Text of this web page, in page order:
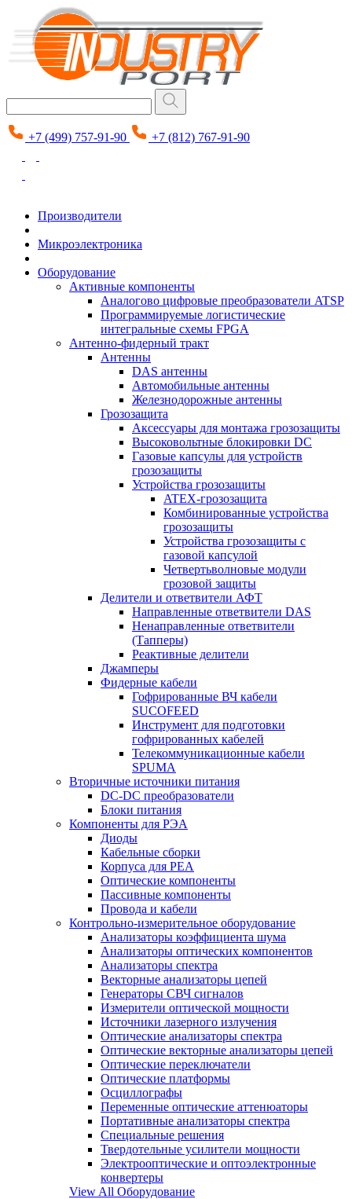
+7 (499) 757-91-90 +7 (812) 767-91-90
Производители
Микроэлектроника
Оборудование
Активные компоненты
Аналогово цифровые преобразователи ATSP
Программируемые логистические
интегральные схемы FPGA
Антенно-фидерный тракт
Антенны
DAS антенны
Автомобильные антенны
Железнодорожные антенны
Грозозащита
Аксессуары для монтажа грозозащиты
Высоковольтные блокировки DC
Газовые капсулы для устройств
грозозащиты
Устройства грозозащиты
ATEX-грозозащита
Комбинированные устройства
грозозащиты
Устройства грозозащиты с
газовой капсулой
Четвертьволновые модули
грозовой защиты
Делители и ответвители АФТ
Направленные ответвители DAS
Ненаправленные ответвители
(Тапперы)
Реактивные делители
Джамперы
Фидерные кабели
Гофрированные ВЧ кабели
SUCOFEED
Инструмент для подготовки
гофрированных кабелей
Телекоммуникационные кабели
SPUMA
Вторичные источники питания
DC-DC преобразователи
Блоки питания
Компоненты для РЭА
Диоды
Кабельные сборки
Корпуса для РЕА
Оптические компоненты
Пассивные компоненты
Провода и кабели
Контрольно-измерительное оборудование
Анализаторы коэффициента шума
Анализаторы оптических компонентов
Анализаторы спектра
Векторные анализаторы цепей
Генераторы СВЧ сигналов
Измерители оптической мощности
Источники лазерного излучения
Оптические анализаторы спектра
Оптические векторные анализаторы цепей
Оптические переключатели
Оптические платформы
Осциллографы
Переменные оптические аттенюаторы
Портативные анализаторы спектра
Специальные решения
Твердотельные усилители мощности
Электрооптические и оптоэлектронные
конвертеры
View All Оборудование